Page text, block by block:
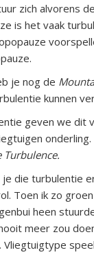
zich alvorens
is het vaak
je nog de
kunnen
geven we dit
Turbulence.
je die turbulentie
Toen ik zo
heen
meer zou
Vliegtuigtype